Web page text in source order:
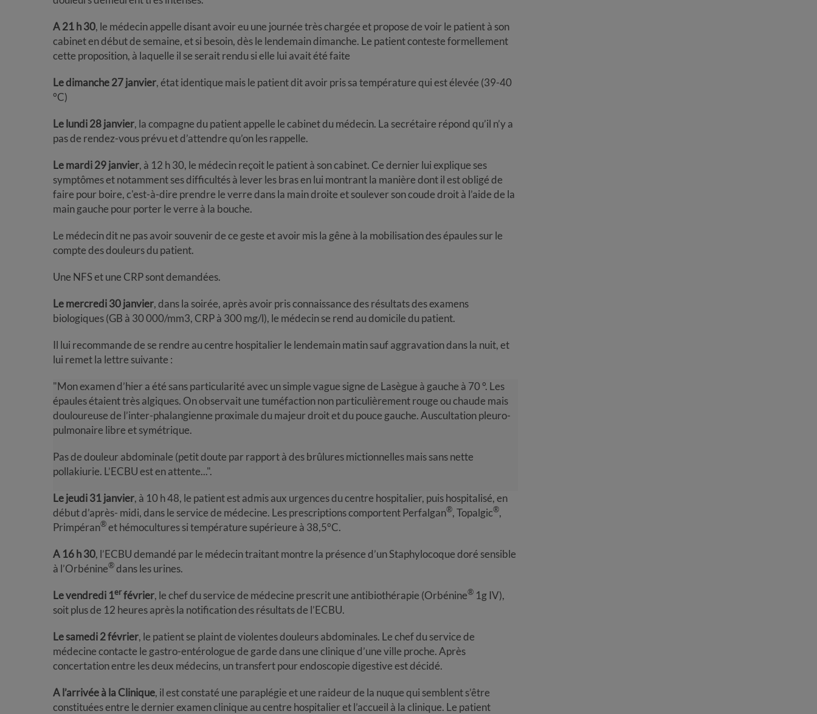
A 21 h 30, le médecin appelle disant avoir eu une journée très chargée et propose de voir le patient à son
cabinet en début de semaine, et si besoin, dès le lendemain dimanche. Le patient conteste formellement
cette proposition, à laquelle il se serait rendu si elle lui avait été faite
Le dimanche 27 janvier, état identique mais le patient dit avoir pris sa température qui est élevée (39-40
°C)
Le lundi 28 janvier, la compagne du patient appelle le cabinet du médecin. La secrétaire répond qu’il n’y a
pas de rendez-vous prévu et d’attendre qu’on les rappelle.
Le mardi 29 janvier, à 12 h 30, le médecin reçoit le patient à son cabinet. Ce dernier lui explique ses
symptômes et notamment ses difficultés à lever les bras en lui montrant la manière dont il est obligé de
faire pour boire, c'est-à-dire prendre le verre dans la main droite et soulever son coude droit à l’aide de la
main gauche pour porter le verre à la bouche.
Le médecin dit ne pas avoir souvenir de ce geste et avoir mis la gêne à la mobilisation des épaules sur le
compte des douleurs du patient.
Une NFS et une CRP sont demandées.
Le mercredi 30 janvier, dans la soirée, après avoir pris connaissance des résultats des examens
biologiques (GB à 30 000/mm3, CRP à 300 mg/l), le médecin se rend au domicile du patient.
Il lui recommande de se rendre au centre hospitalier le lendemain matin sauf aggravation dans la nuit, et
lui remet la lettre suivante :
"Mon examen d’hier a été sans particularité avec un simple vague signe de Lasègue à gauche à 70 °. Les
épaules étaient très algiques. On observait une tuméfaction non particulièrement rouge ou chaude mais
douloureuse de l’inter-phalangienne proximale du majeur droit et du pouce gauche. Auscultation pleuro-
pulmonaire libre et symétrique.
Pas de douleur abdominale (petit doute par rapport à des brûlures mictionnelles mais sans nette
pollakiurie. L’ECBU est en attente...".
Le jeudi 31 janvier, à 10 h 48, le patient est admis aux urgences du centre hospitalier, puis hospitalisé, en
début d’après- midi, dans le service de médecine. Les prescriptions comportent Perfalgan®, Topalgic®,
Primpéran®et hémocultures si température supérieure à 38,5°C.
A 16 h 30, l’ECBU demandé par le médecin traitant montre la présence d’un Staphylocoque doré sensible
à l’Orbénine®dans les urines.
Le vendredi 1erfévrier, le chef du service de médecine prescrit une antibiothérapie (Orbénine® 1g IV),
soit plus de 12 heures après la notification des résultats de l’ECBU.
Le samedi 2 février, le patient se plaint de violentes douleurs abdominales. Le chef du service de
médecine contacte le gastro-entérologue de garde dans une clinique d’une ville proche. Après
concertation entre les deux médecins, un transfert pour endoscopie digestive est décidé.
A l’arrivée à la Clinique, il est constaté une paraplégie et une raideur de la nuque qui semblent s’être
constituées entre le dernier examen clinique au centre hospitalier et l’accueil à la clinique. Le patient